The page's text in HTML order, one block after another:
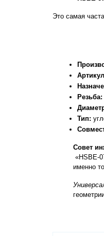
Это самая
Резьба:
Тип:
Совет
именно